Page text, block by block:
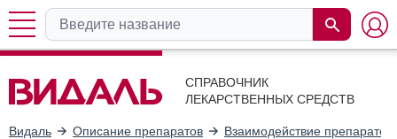
СПРАВОЧНИК
ЛЕКАРСТВЕННЫХ СРЕДСТВ
Видаль Описание препаратов Взаимодействие препаратов